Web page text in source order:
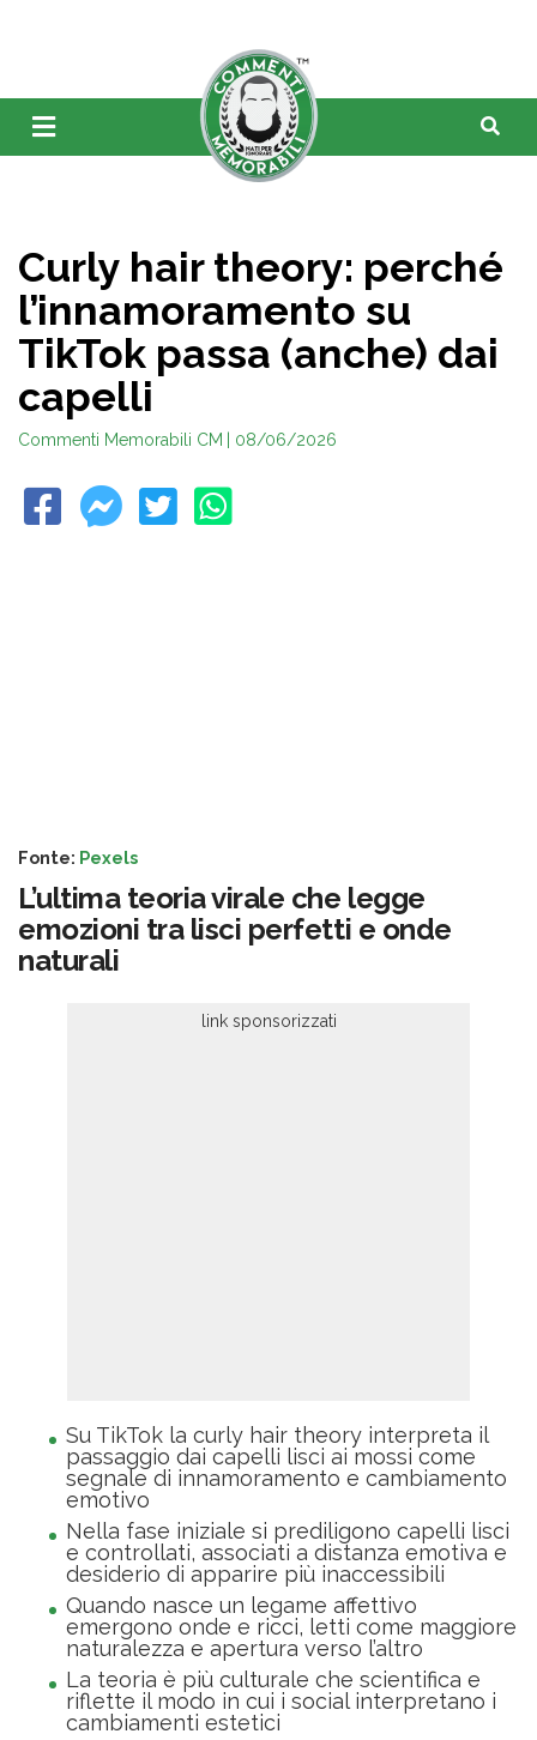
Curly hair theory: perché
l’innamoramento su
TikTok passa (anche) dai
capelli
Commenti Memorabili CM | 08/06/2026
Fonte: Pexels
L’ultima teoria virale che legge
emozioni tra lisci perfetti e onde
naturali
Su TikTok la curly hair theory interpreta il
passaggio dai capelli lisci ai mossi come
segnale di innamoramento e cambiamento
emotivo
Nella fase iniziale si prediligono capelli lisci
e controllati, associati a distanza emotiva e
desiderio di apparire più inaccessibili
Quando nasce un legame affettivo
emergono onde e ricci, letti come maggiore
naturalezza e apertura verso l’altro
La teoria è più culturale che scientifica e
riflette il modo in cui i social interpretano i
cambiamenti estetici